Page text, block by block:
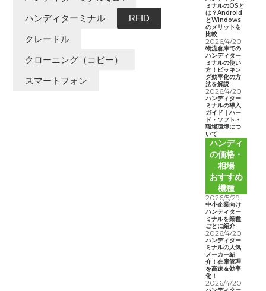
ハンディターミナル RFID
クレードル
クローニング（コピー）
スマートフォン
ミナルのOSと
は？Android
とWindows
のメリットを
比較
2026/4/20
物流倉庫での
ハンディター
ミナルの使い
方！ピッキン
グ効率化の方
法を解説
2026/4/20
ハンディター
ミナルの導入
ガイド｜ハー
ド・ソフト・
職場環境につ
いて
ハンディ
の価格・
相場
おすすめ
機種
2026/5/29
中小企業向け
ハンディター
ミナルを業種
ごとに紹介
2026/4/20
ハンディター
ミナルの人気
メーカー紹
介！在庫管理
を高速＆効率
化！
2026/4/20